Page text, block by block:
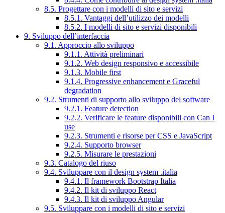
8.5. Progettare con i modelli di sito e servizi
8.5.1. Vantaggi dell’utilizzo dei modelli
8.5.2. I modelli di sito e servizi disponibili
9. Sviluppo dell’interfaccia
9.1. Approccio allo sviluppo
9.1.1. Attività preliminari
9.1.2. Web design responsivo e accessibile
9.1.3. Mobile first
9.1.4. Progressive enhancement e Graceful
degradation
9.2. Strumenti di supporto allo sviluppo del software
9.2.1. Feature detection
9.2.2. Verificare le feature disponibili con Can I
use
9.2.3. Strumenti e risorse per CSS e JavaScript
9.2.4. Supporto browser
9.2.5. Misurare le prestazioni
9.3. Catalogo del riuso
9.4. Sviluppare con il design system .italia
9.4.1. Il framework Bootstrap Italia
9.4.2. Il kit di sviluppo React
9.4.3. Il kit di sviluppo Angular
9.5. Sviluppare con i modelli di sito e servizi